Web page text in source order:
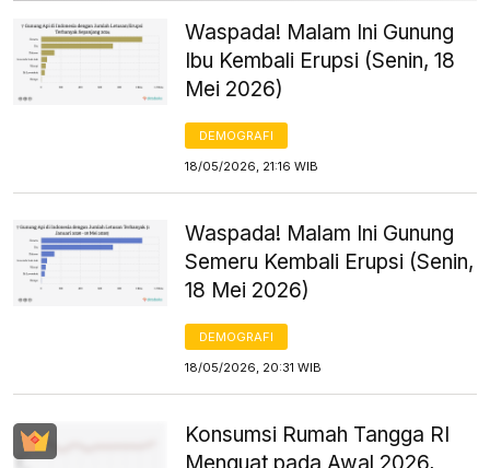
Waspada! Malam Ini Gunung
Ibu Kembali Erupsi (Senin, 18
Mei 2026)
DEMOGRAFI
18/05/2026, 21:16 WIB
Waspada! Malam Ini Gunung
Semeru Kembali Erupsi (Senin,
18 Mei 2026)
DEMOGRAFI
18/05/2026, 20:31 WIB
Konsumsi Rumah Tangga RI
Menguat pada Awal 2026,